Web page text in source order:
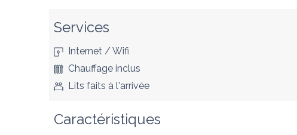
Services
Internet / Wifi
Chauffage inclus
Lits faits à l'arrivée
Caractéristiques